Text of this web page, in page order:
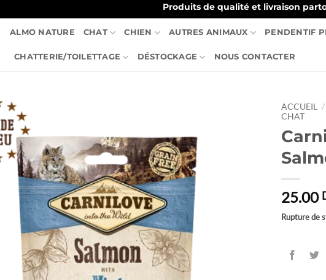
Produits de qualité et livraison
ALMO NATURE CHAT CHIEN AUTRES ANIMAUX PENDENTIF
CHATTERIE/TOILETTAGE DÉSTOCKAGE NOUS CONTACTER
ACCUEIL /
CHAT
25.00
Rupture de